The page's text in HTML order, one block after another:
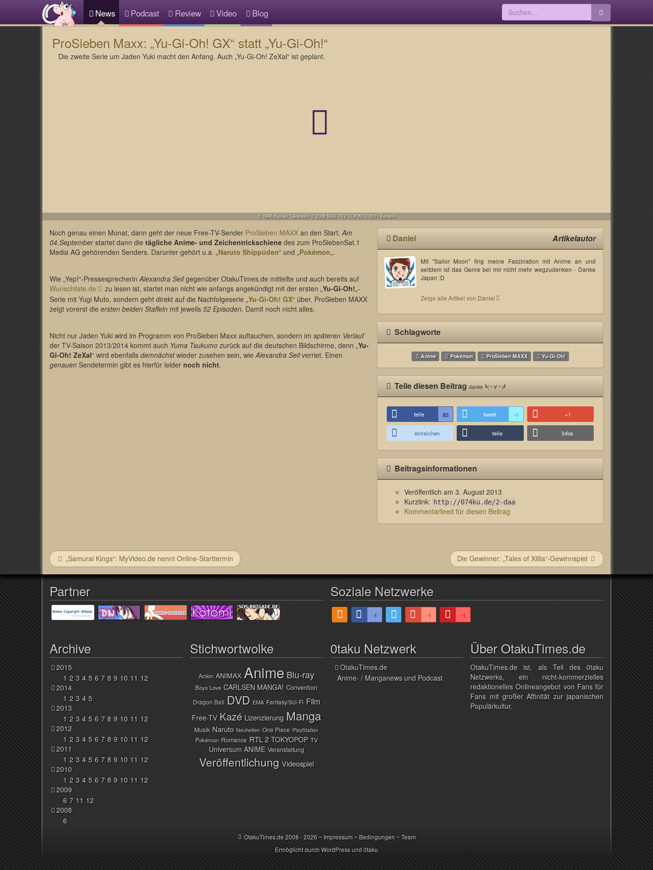
News Podcast Review Video Blog
ProSieben Maxx: „Yu-Gi-Oh! GX“ statt „Yu-Gi-Oh!“
Die zweite Serie um Jaden Yuki macht den Anfang. Auch „Yu-Gi-Oh! ZeXal“ ist geplant.
© 1996 Kazuki Takahashi © 2008 NAS • TV TOKYO © 2011 Konami
Noch genau einen Monat, dann geht der neue Free-TV-Sender ProSieben MAXX an den Start.Am
04.Septemberstartet dann die tägliche Anime- und Zeichentrickschiene des zum ProSiebenSat.1
Media AG gehörenden Senders. Darunter gehört u.a. „Naruto Shippūden“ und „Pokémon„.
Wie „Yep!“-PressesprecherinAlexandra Seilgegenüber OtakuTimes.de mitteilte und auch bereits auf
Wunschliste.de
zu lesen ist, startet man nicht wie anfangs angekündigt mit der ersten „Yu-Gi-Oh!„-
Serie mit Yugi Muto, sondern geht direkt auf die Nachfolgeserie „Yu-Gi-Oh! GX“ über. ProSieben MAXX
zeigt vorerst die ersten beiden Staffeln mit jeweils 52 Episoden. Damit noch nicht alles.
Nicht nur Jaden Yuki wird im Programm von ProSieben Maxx auftauchen, sondern im späteren Verlauf
der TV-Saison 2013/2014 kommt auch Yuma Tsukumo zurück auf die deutschen Bildschirme, denn „Yu-
Gi-Oh! ZeXal“ wird ebenfalls demnächstwieder zusehen sein, wieAlexandra Seilverriet. Einen
genauen Sendetermin gibt es hierfür leider noch nicht.
Daniel Artikelautor
Mit "Sailor Moon" fing meine Faszination mit Anime an und
seitdem ist das Genre bei mir nicht mehr wegzudenken - Danke
Japan :D
Zeige alle Artikel von Daniel
Schlagworte
Anime Pokémon ProSieben MAXX Yu-Gi-Oh!
Teile diesen Beitragdanke ┗(＾∀＾)┛
teile 83 tweet -1 +1
einreichen teile Infos
Beitragsinformationen
Veröffentlich am 3. August 2013
Kurzlink: http://074ku.de/2-daa
Kommentarfeed für diesen Beitrag
„Samurai Kings“: MyVideo.de nennt Online-Starttermin Die Gewinner: „Tales of Xillia“-Gewinnspiel
Partner Soziale Netzwerke
-1 -1 -1
Archive
2015
1 2 3 4 5 6 7 8 9 10 11 12
2014
1 2 3 4 5
2013
1 2 3 4 5 6 7 8 9 10 11 12
2012
1 2 3 4 5 6 7 8 9 10 11 12
2011
1 2 3 4 5 6 7 8 9 10 11 12
2010
1 2 3 4 5 6 7 8 9 10 11 12
2009
6 7 11 12
2008
6
Stichwortwolke
Action ANIMAX Anime Blu-ray
Boys Love CARLSEN MANGA! Convention
Dragon Ball DVD EMA Fantasy/Sci-Fi Film
Free-TV Kazé Lizenzierung Manga
Musik Naruto Neuheiten One Piece PlayStation
Pokémon Romance RTL 2 TOKYOPOP TV
Universum ANIME Veranstaltung
Veröffentlichung Videospiel
0taku Netzwerk
OtakuTimes.de
Anime- / Manganews und Podcast
Über OtakuTimes.de
OtakuTimes.de ist, als Teil des 0taku
Netzwerks, ein nicht-kommerzielles
redaktionelles Onlineangebot von Fans für
Fans mit großer Affinität zur japanischen
Populärkultur.
OtakuTimes.de2008 - 2026 ~ Impressum ~ Bedingungen ~Team
Ermöglicht durchWordPressund 0taku